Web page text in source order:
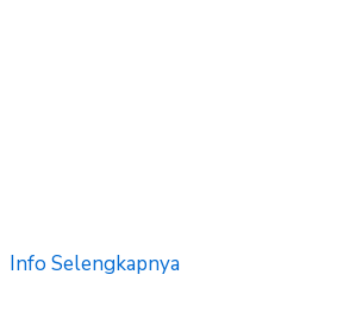
Info Selengkapnya